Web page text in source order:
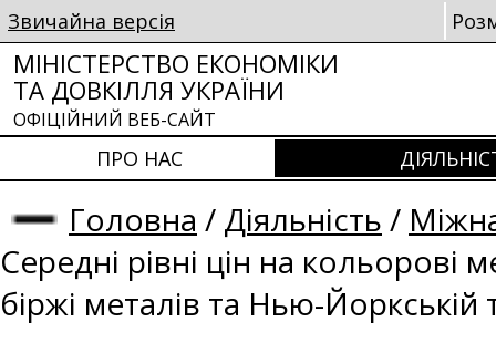
Звичайна версія
МІНІСТЕРСТВО ЕКОНОМІКИ
ТА ДОВКІЛЛЯ УКРАЇНИ
ОФІЦІЙНИЙ ВЕБ-САЙТ
ПРО НАС
Головна / Діяльність /
Середні рівні цін на кольорові
біржі металів та Нью-Йоркській